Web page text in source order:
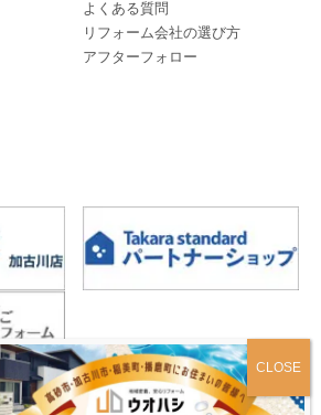
よくある質問
リフォーム会社の選び方
アフターフォロー